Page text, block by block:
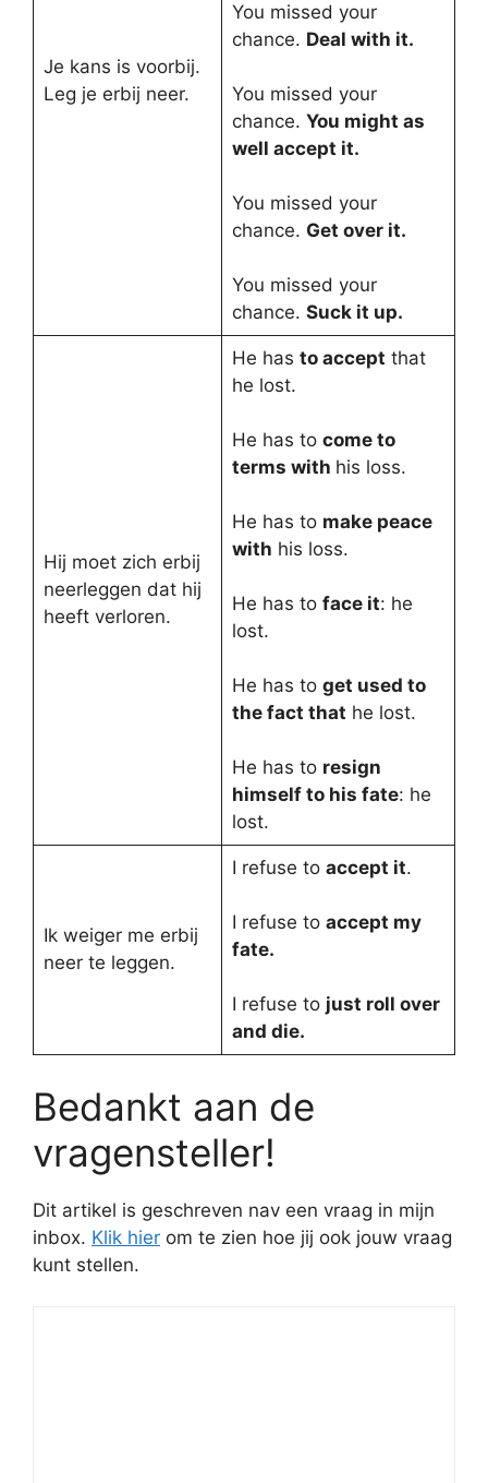
Je kans is voorbij.
Leg je erbij neer.
You missed your
chance. Deal with it.
You missed your
chance. You might as
well accept it.
You missed your
chance. Get over it.
You missed your
chance. Suck it up.
Hij moet zich erbij
neerleggen dat hij
heeft verloren.
He has to accept that
he lost.
He has to come to
terms with his loss.
He has to make peace
with his loss.
He has to face it: he
lost.
He has to get used to
the fact that he lost.
He has to resign
himself to his fate: he
lost.
Ik weiger me erbij
neer te leggen.
I refuse to accept it.
I refuse to accept my
fate.
I refuse to just roll over
and die.
Bedankt aan de
vragensteller!
Dit artikel is geschreven nav een vraag in mijn
inbox. Klik hier om te zien hoe jij ook jouw vraag
kunt stellen.